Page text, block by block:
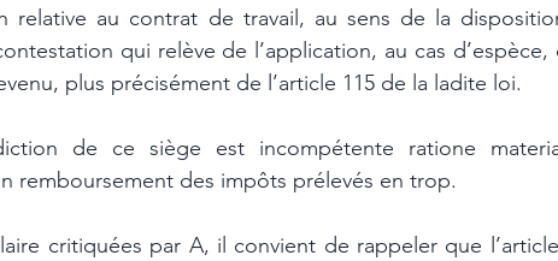
relative au contrat de travail, au sens de la
qui relève de l’application, au cas d’espèce,
plus précisément de l’article 115 de la ladite loi.
de ce siège est incompétente ratione
remboursement des impôts prélevés en trop.
critiquées par A, il convient de rappeler que